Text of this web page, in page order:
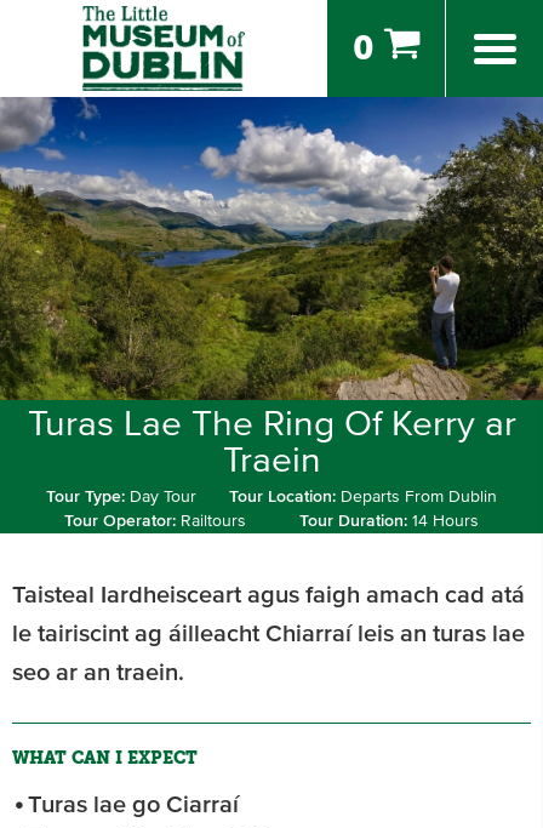
0
Turas Lae The Ring Of Kerry ar
Traein
Tour Type: Day Tour Tour Location: Departs From Dublin
Tour Operator: Railtours Tour Duration: 14 Hours
Taisteal Iardheisceart agus faigh amach cad atá
le tairiscint ag áilleacht Chiarraí leis an turas lae
seo ar an traein.
WHAT CAN I EXPECT
Turas lae go Ciarraí